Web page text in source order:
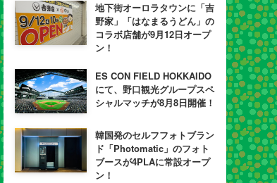
地下街オーロラタウンに「吉
野家」「はなまるうどん」の
コラボ店舗が9月12日オープ
ン！
ES CON FIELD HOKKAIDO
にて、野口観光グループスペ
シャルマッチが8月8日開催！
韓国発のセルフフォトブラン
ド「Photomatic」のフォト
ブースが4PLAに常設オープ
ン！